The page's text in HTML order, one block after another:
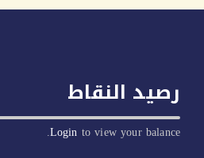
النقاط
Loginto view your